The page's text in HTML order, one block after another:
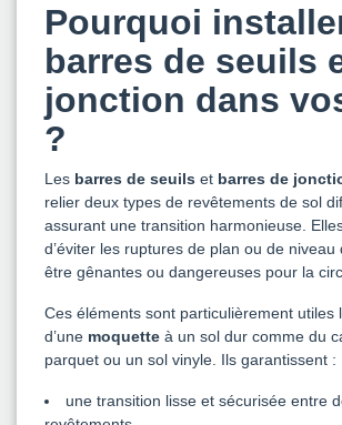
Pourquoi
barres de seuils
jonction dans
?
Les barres de seuils et barres de
relier deux types de revêtements de sol
assurant une transition harmonieuse.
d’éviter les ruptures de plan ou de niveau
être gênantes ou dangereuses pour la
Ces éléments sont particulièrement utiles
d’une moquette à un sol dur comme du
parquet ou un sol vinyle. Ils garantissent :
une transition lisse et sécurisée entre